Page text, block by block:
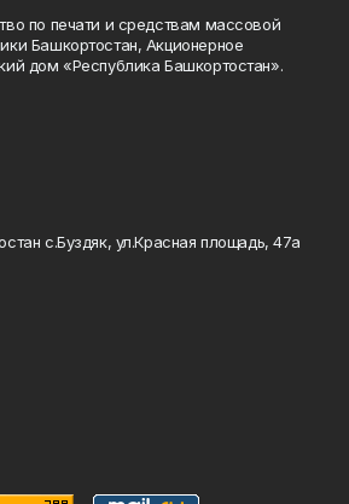
по печати и средствам массовой
Башкортостан, Акционерное
дом «Республика Башкортостан».
с.Буздяк, ул.Красная площадь, 47а